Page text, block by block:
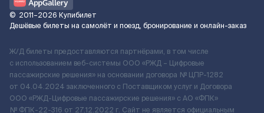
© 2011–2026 Купибилет
Дешёвые билеты на самолёт и поезд, бронирование и онлайн-заказ
Ж/Д билеты предоставляются партнёрами, в том числе
с использованием веб-системы ООО «РЖД – Цифровые
пассажирские решения» на основании договора № ЦПР-1282
от 04.04.2024 заключенного с Поставщиком услуг и Договора
ООО «РЖД-Цифровые пассажирские решения» c АО «ФПК»
№ ФПК-22-316 от 27.12.2022 г. Сайт не является официальным